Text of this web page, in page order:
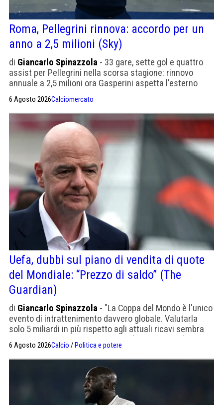
Roma, Pellegrini rinnova: accordo per un
anno a 2,5 milioni (Sky)
di Giancarlo Spinazzola - 33 gare, sette gol e quattro
assist per Pellegrini nella scorsa stagione: rinnovo
annuale a 2,5 milioni ora Gasperini aspetta l'esterno
6 Agosto 2026Calciomercato
Uefa, dubbi sul piano di vendita di quote
del Mondiale: “Prezzo di saldo” (The
Guardian)
di Giancarlo Spinazzola - "La Coppa del Mondo è l'unico
evento di intrattenimento davvero globale. Valutarla
solo 5 miliardi in più rispetto agli attuali ricavi sembra
poco. L'offerta appare al ribasso" (The Guardian)
6 Agosto 2026Calcio / Politica e potere